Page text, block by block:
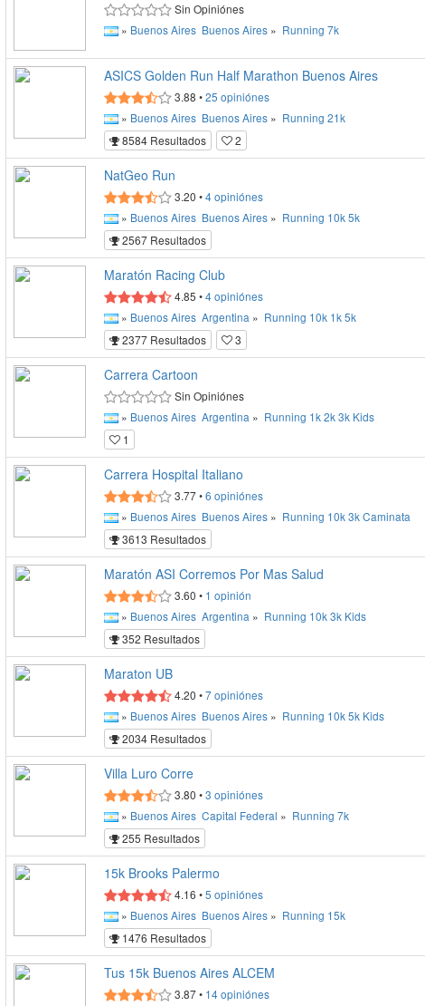
Sin Opiniónes
» Buenos Aires Buenos Aires» Running 7k
ASICS Golden Run Half Marathon Buenos Aires
3.88 •25 opiniónes
» Buenos Aires Buenos Aires» Running 21k
8584 Resultados
2
NatGeo Run
3.20 •4opiniónes
» Buenos Aires Buenos Aires» Running 10k 5k
2567 Resultados
Maratón Racing Club
4.85 •4opiniónes
» Buenos Aires Argentina » Running 10k 1k 5k
2377 Resultados
3
Carrera Cartoon
Sin Opiniónes
» Buenos Aires Argentina » Running 1k 2k 3k Kids
1
Carrera Hospital Italiano
3.77•6 opiniónes
» Buenos Aires Buenos Aires» Running 10k 3k Caminata
3613 Resultados
Maratón ASI Corremos Por Mas Salud
3.60 • 1 opinión
» Buenos Aires Argentina » Running 10k 3k Kids
352 Resultados
Maraton UB
4.20 •7opiniónes
» Buenos Aires Buenos Aires» Running 10k 5k Kids
2034 Resultados
Villa Luro Corre
3.80 •3 opiniónes
» Buenos Aires Capital Federal » Running 7k
255 Resultados
15k Brooks Palermo
4.16 •5 opiniónes
» Buenos Aires Buenos Aires» Running 15k
1476 Resultados
Tus 15k Buenos Aires ALCEM
3.87• 14opiniónes